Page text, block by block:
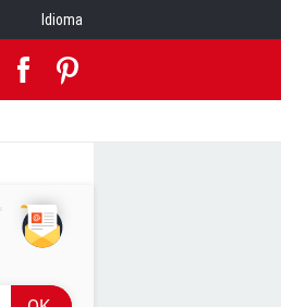
Idioma